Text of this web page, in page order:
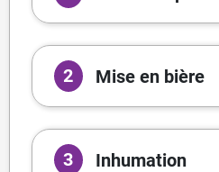
2 Mise en bière
3 Inhumation